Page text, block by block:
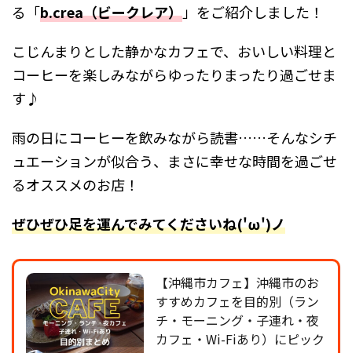
る「b.crea（ビークレア）」をご紹介しました！
こじんまりとした静かなカフェで、おいしい料理と
コーヒーを楽しみながらゆったりまったり過ごせま
す♪
雨の日にコーヒーを飲みながら読書……そんなシチ
ュエーションが似合う、まさに幸せな時間を過ごせ
るオススメのお店！
ぜひぜひ足を運んでみてくださいね('ω')ノ
【沖縄市カフェ】沖縄市のお
すすめカフェを目的別（ラン
チ・モーニング・子連れ・夜
カフェ・Wi-Fiあり）にピック